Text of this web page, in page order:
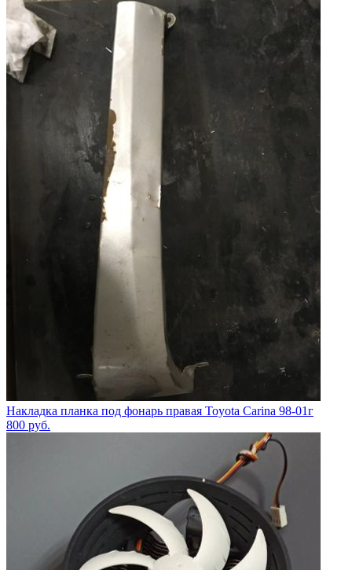
Накладка планка под фонарь правая Toyota Carina 98-01г
800 руб.